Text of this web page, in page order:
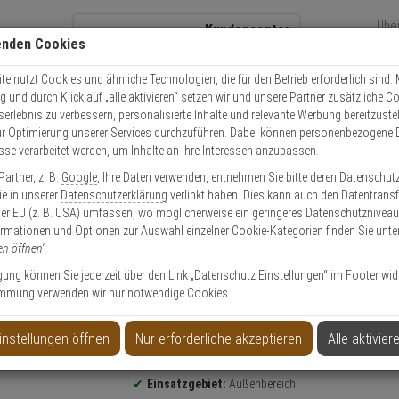
Kundencenter
Kontaktservice nutzen
Mo. - Do.: 8:00 - 16:30 Fr. 8:00 - 14:00 Uhr
Zutritt Einbruch
300 BL opt./ak. Funk-Außensignalgeber
Produktinformationen
Sirene
Einsatzgebiet: Außenbereich
Cookies
nutzt Cookies und ähnliche Technologien, die für den Betrieb erforderlich sind.
und durch Klick auf „alle aktivieren“ setzen wir und unsere Partner zusätzliche
zu verbessern, personalisierte Inhalte und relevante Werbung
Optimierung unserer Services durchzuführen. Dabei können personenbezogene
verarbeitet werden, um Inhalte an Ihre Interessen anzupassen.
z. B. Google , Ihre Daten verwenden, entnehmen Sie bitte deren
in unserer Datenschutzerklärung verlinkt haben. Dies kann auch den
EU (z. B. USA) umfassen, wo möglicherweise ein geringeres Datenschutzniveau
und Optionen zur Auswahl einzelner Cookie-Kategorien finden Sie
öffnen'.
können Sie jederzeit über den Link „Datenschutz Einstellungen“ im Footer
verwenden wir nur notwendige Cookies.
öffnen Nur erforderliche akzeptieren Alle